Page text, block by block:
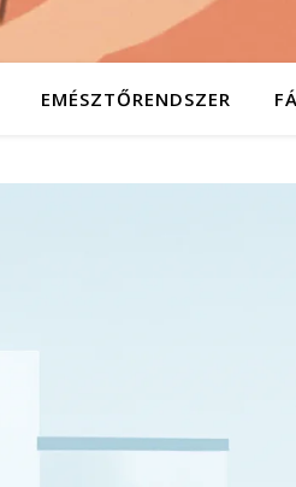
EMÉSZTŐRENDSZER